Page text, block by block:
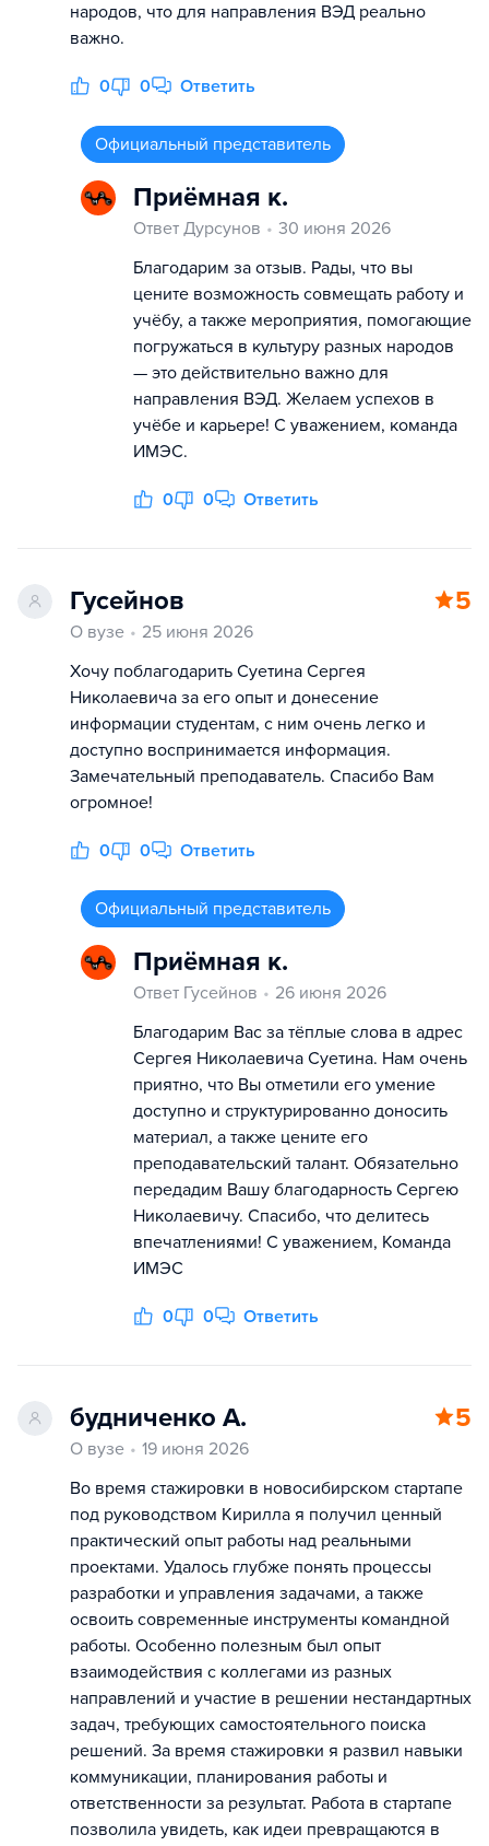
народов, что для направления ВЭД реально
важно.
0 0 Ответить
Официальный представитель
Приёмная к.
Ответ Дурсунов
30 июня 2026
Благодарим за отзыв. Рады, что вы
цените возможность совмещать работу и
учёбу, а также мероприятия, помогающие
погружаться в культуру разных народов
— это действительно важно для
направления ВЭД. Желаем успехов в
учёбе и карьере! С уважением, команда
ИМЭС.
0 0 Ответить
Гусейнов 5
О вузе
25 июня 2026
Хочу поблагодарить Суетина Сергея
Николаевича за его опыт и донесение
информации студентам, с ним очень легко и
доступно воспринимается информация.
Замечательный преподаватель. Спасибо Вам
огромное!
0 0 Ответить
Официальный представитель
Приёмная к.
Ответ Гусейнов
26 июня 2026
Благодарим Вас за тёплые слова в адрес
Сергея Николаевича Суетина. Нам очень
приятно, что Вы отметили его умение
доступно и структурированно доносить
материал, а также цените его
преподавательский талант. Обязательно
передадим Вашу благодарность Сергею
Николаевичу. Спасибо, что делитесь
впечатлениями! С уважением, Команда
ИМЭС
0 0 Ответить
будниченко А. 5
О вузе
19 июня 2026
Во время стажировки в новосибирском стартапе
под руководством Кирилла я получил ценный
практический опыт работы над реальными
проектами. Удалось глубже понять процессы
разработки и управления задачами, а также
освоить современные инструменты командной
работы. Особенно полезным был опыт
взаимодействия с коллегами из разных
направлений и участие в решении нестандартных
задач, требующих самостоятельного поиска
решений. За время стажировки я развил навыки
коммуникации, планирования работы и
ответственности за результат. Работа в стартапе
позволила увидеть, как идеи превращаются в